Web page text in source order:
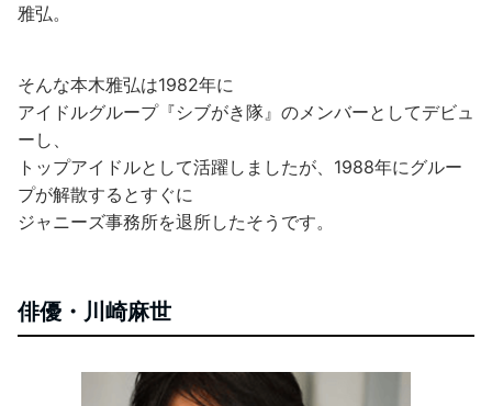
雅弘。
そんな本木雅弘は1982年に
アイドルグループ『シブがき隊』のメンバーとしてデビュ
ーし、
トップアイドルとして活躍しましたが、1988年にグルー
プが解散するとすぐに
ジャニーズ事務所を退所したそうです。
俳優・川崎麻世